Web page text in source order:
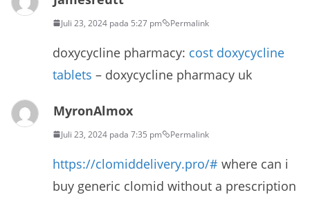
Juli 23, 2024 pada 5:27 pm Permalink
doxycycline pharmacy: cost doxycycline
tablets – doxycycline pharmacy uk
MyronAlmox
Juli 23, 2024 pada 7:35 pm Permalink
https://clomiddelivery.pro/# where can i
buy generic clomid without a prescription